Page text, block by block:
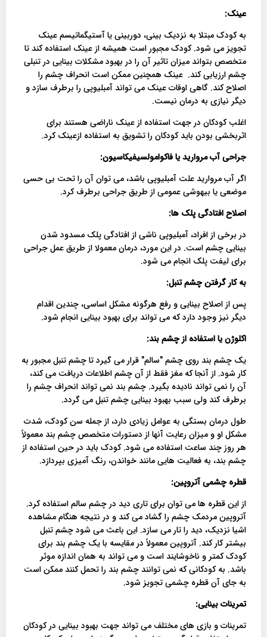
عینک:
به کودک مبتلا به نزدیک بینی، دوربینی یا آستیگماتیسم عینک
تجویز می شود. کودک مجبور است همیشه از عینک استفاده کند تا
متخصص بتواند میزان تاثیر آن را در بهبود مشکلات بینایی در تنبلی
چشم ارزیابی کند. عینک همچنین ممکن است انحراف چشم را
اصلاح کند. گاهی اوقات عینک می تواند آمبلیوپی را برطرف سازد و
دیگر نیازی به درمان نیست.
اغلب کودکان در جهت استفاده از عینک ناراضی هستند برای
اثربخشی بودن باید کودکان را تشویق به استفاده ازعینک کرد.
جراحی آب مروارید یا فاکوامولسیفیکاسیون:
اگر آب مروارید علت آمبلیوپی باشد، می توان آن را تحت بی حسی
موضعی یا بیهوشی عمومی از طریق جراحی برطرف کرد.
اصلاح افتادگی پلک ها:
در برخی از افراد، آمبلیوپی ناشی از افتادگی پلک مسدود شدن
بینایی چشم است. در این مورد، درمان معمولا از طریق عمل جراحی
برای لیفت پلک انجام می شود.
به کار گرفتن چشم تنبل:
پس از اصلاح بینایی و رفع هرگونه مشکل اساسی، چندین اقدام
دیگر نیز وجود دارد که می تواند برای بهبود بینایی انجام شود.
اکلوژن یا استفاده از چشم بند:
یک چشم بند روی چشم "سالم" قرار می گیرد تا چشم تنبل مجبور به
کار شود. از آنجا که مغز فقط از آن چشم اطلاعات دریافت می کند،
آن را نمی تواند نادیده بگیرد. چشم بند نمی تواند انحراف چشم را
برطرف کند ولی سبب بهبود بینایی چشم تنبل می گردد.
طول درمان بستگی به عوامل زیادی دارد، از جمله سن کودک، شدت
مشکل او و میزان رعایت آنها از دستورات متخصص چشم بند معمولاً
هر روز چند ساعت استفاده می شود. کودک باید در حین استفاده از
چشم بند، به فعالیت هایی مانند خواندن، رنگ آمیزی بپردازد.
قطره چشمی آتروپین:
از این قطره ها می توان برای تاری دید در چشم سالم استفاده کرد.
آتروپین مردمک چشم را گشاد می کند و در نتیجه هنگام مشاهده
اشیا نزدیک، دید را تار می سازد. این باعث می شود چشم تنبل
بیشتر کار کند. آتروپین معمولاً در مقایسه با یک چشم بند برای
کودک کمتر و ناخوشایند است و می تواند به همان اندازه موثر
باشد. به کودکانی که نمی توانند چشم بند را تحمل کنند ممکن است
به جای آن قطره چشمی تجویز شود.
تمرینات بینایی:
تمرینات و بازی های مختلف می تواند جهت بهبود بینایی در کودکان